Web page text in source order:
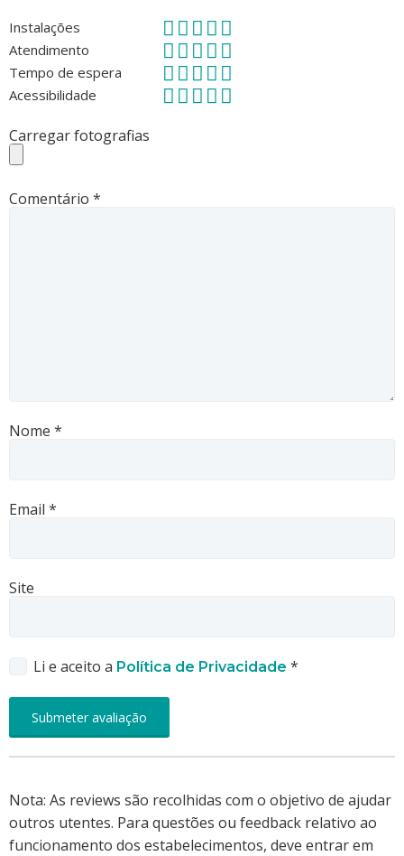
Instalações
Atendimento
Tempo de espera
Acessibilidade
Carregar fotografias
Comentário *
Nome *
Email *
Site
Li e aceito a Política de Privacidade *
Nota: As reviews são recolhidas com o objetivo de ajudar
outros utentes. Para questões ou feedback relativo ao
funcionamento dos estabelecimentos, deve entrar em